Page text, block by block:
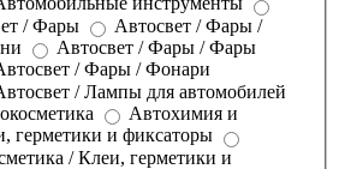
/ Фары
Автосвет / Фары /
Автосвет / Фары / Фары
/ Фары / Фонари
/ Лампы для автомобилей
Автохимия и
герметики и фиксаторы
/ Клеи, герметики и